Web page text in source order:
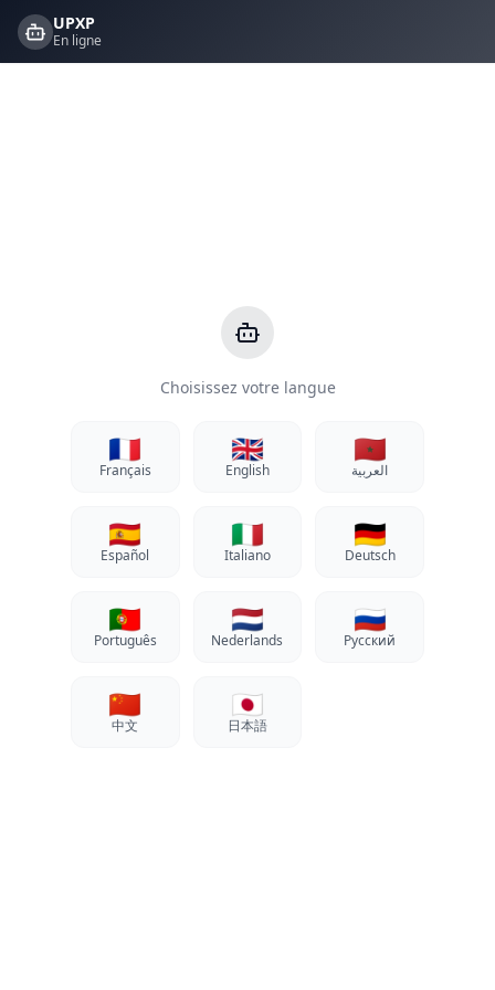
UPXP
En ligne
Choisissez votre langue
🇫🇷
Français
🇬🇧
English
🇲🇦
العربية
🇪🇸
Español
🇮🇹
Italiano
🇩🇪
Deutsch
🇵🇹
Português
🇳🇱
Nederlands
🇷🇺
Русский
🇨🇳
中文
🇯🇵
日本語